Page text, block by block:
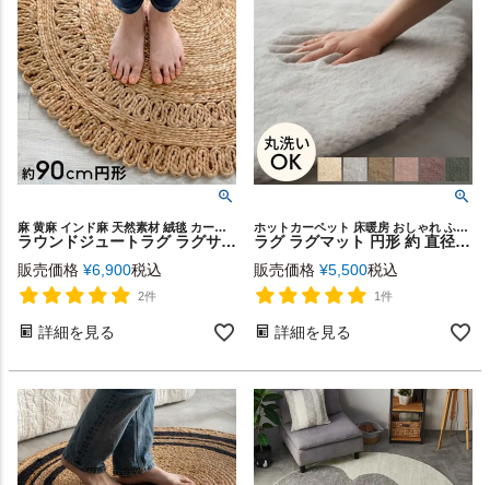
麻 黄麻 インド麻 天然素材 絨毯 カーペット 手織り 敷物 夏用
ラウンドジュートラグ ラグサイズ 約90×90cm [34413] 【 麻 天然素材 絨毯 カーペット coastal コースタル カリフォルニアスタイル 西海岸風 インテリア ラグ おしゃれ らぐ シンプル 爽やか ナチュラル インテリア】
販売価格 ¥6,900税込
2件
詳細を見る
ホットカーペット 床暖房 おしゃれ ふわふわ もこもこ 高級感 ふかふか ウォッシャブル やわらか しっとり アジアン BOHO シャビーシック フロアマット 絨毯
ラグ ラグマット 円形 約 直径 100cm フェイクファー フェイクラビットファー 洗える 丸洗い 滑り止め カーペット じゅうたん あったか 無地 シンプル 起毛 シャギー 秋 冬 リビング 寝室 フェイク ムートン ボア ファー [70109]
販売価格 ¥5,500税込
1件
詳細を見る